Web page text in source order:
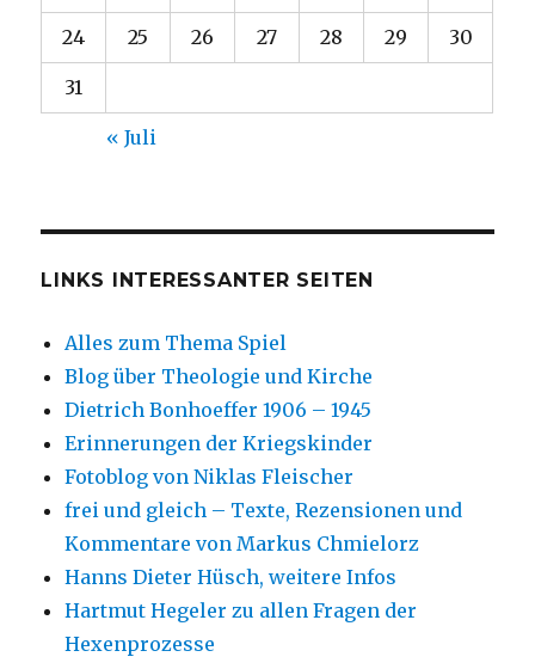
24 25 26 27 28 29 30
31
« Juli
LINKS INTERESSANTER SEITEN
Alles zum Thema Spiel
Blog über Theologie und Kirche
Dietrich Bonhoeffer 1906 – 1945
Erinnerungen der Kriegskinder
Fotoblog von Niklas Fleischer
frei und gleich – Texte, Rezensionen und
Kommentare von Markus Chmielorz
Hanns Dieter Hüsch, weitere Infos
Hartmut Hegeler zu allen Fragen der
Hexenprozesse